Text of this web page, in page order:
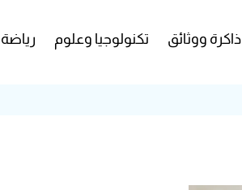
ذاكرة ووثائق تكنولوجيا وعلوم رياضة